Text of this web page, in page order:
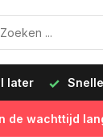
Nederland &
de wachttijd